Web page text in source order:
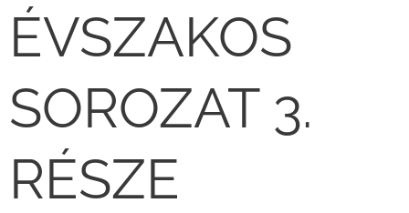
ÉVSZAKOS
SOROZAT 3.
RÉSZE 🎨